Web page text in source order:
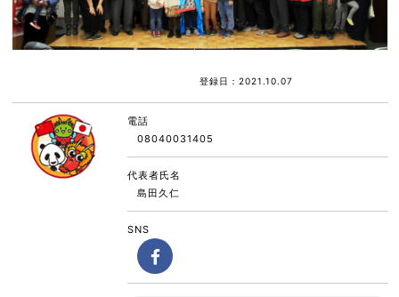
登録日：2021.10.07
電話
08040031405
代表者氏名
島田久仁
SNS